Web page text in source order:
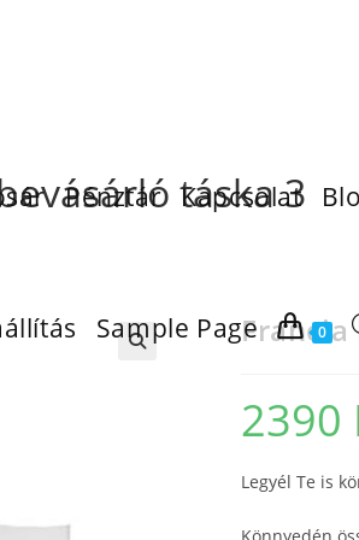
Pénztár Kapcsolat
Sample Page 0
táska 3
2390
Legyél Te is